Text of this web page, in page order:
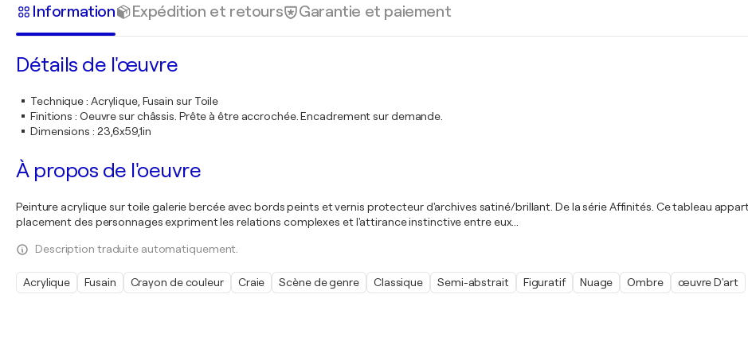
Information Expédition et retours Garantie et paiement
Détails de l'œuvre
Technique: Acrylique, Fusain sur Toile
Finitions : Oeuvre sur châssis. Prête à être accrochée. Encadrement sur demande.
Dimensions : 23,6x59,1in
À propos de l'oeuvre
Peinture acrylique sur toile galerie bercée avec bords peints et vernis protecteur d'archives satiné/brillant. De la série Affinités. Ce tableau
placement des personnages expriment les relations complexes et l'attirance instinctive entre eux...
Description traduite automatiquement.
Acrylique Fusain Crayon de couleur Craie Scène de genre Classique Semi-abstrait Figuratif Nuage Ombre œuvre D'art